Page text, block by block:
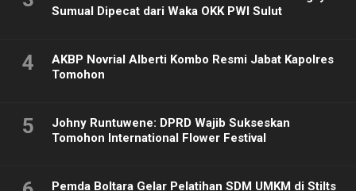
Sumual Dipecat dari Waka OKK PWI Sulut
4
AKBP Novrial Alberti Kombo Resmi Jabat Kapolres
Tomohon
5
Johny Runtuwene: DPRD Wajib Sukseskan
Tomohon International Flower Festival
Pemda Boltara Gelar Pelatihan SDM UMKM di Stilts